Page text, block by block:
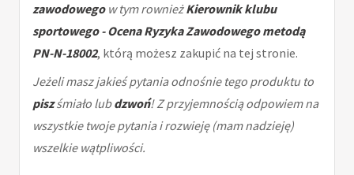
zawodowegow tym rownieżKierownik klubu
sportowego - Ocena Ryzyka Zawodowego metodą
PN-N-18002, którą możesz zakupić na tej stronie.
Jeżeli masz jakieś pytania odnośnie tego produktu to
piszśmiało lubdzwoń! Z przyjemnością odpowiem na
wszystkie twoje pytania i rozwieję (mam nadzieję)
wszelkie wątpliwości.